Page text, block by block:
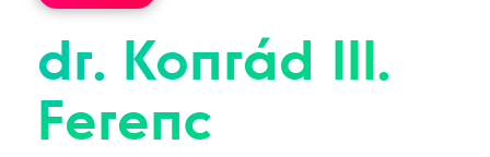
dr. Konrád III.
Ferenc